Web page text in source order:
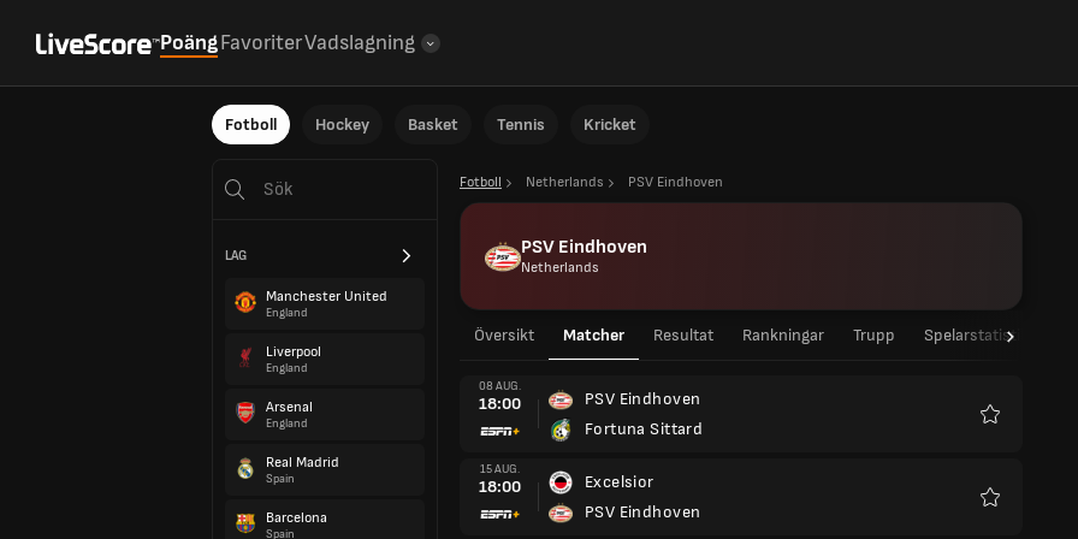
PoängFavoriterVadslagning
Fotboll Hockey Basket Tennis Kricket
LAG
Manchester United
England
Liverpool
England
Arsenal
England
Real Madrid
Spain
Barcelona
Spain
Fotboll Netherlands PSV Eindhoven
PSV Eindhoven
Netherlands
Översikt Matcher Resultat Rankningar Trupp Spelarstatistik
08 AUG.
18:00
PSV Eindhoven
Fortuna Sittard
15 AUG.
18:00
Excelsior
PSV Eindhoven